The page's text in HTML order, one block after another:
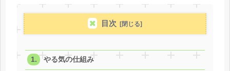
目次
やる気の仕組み